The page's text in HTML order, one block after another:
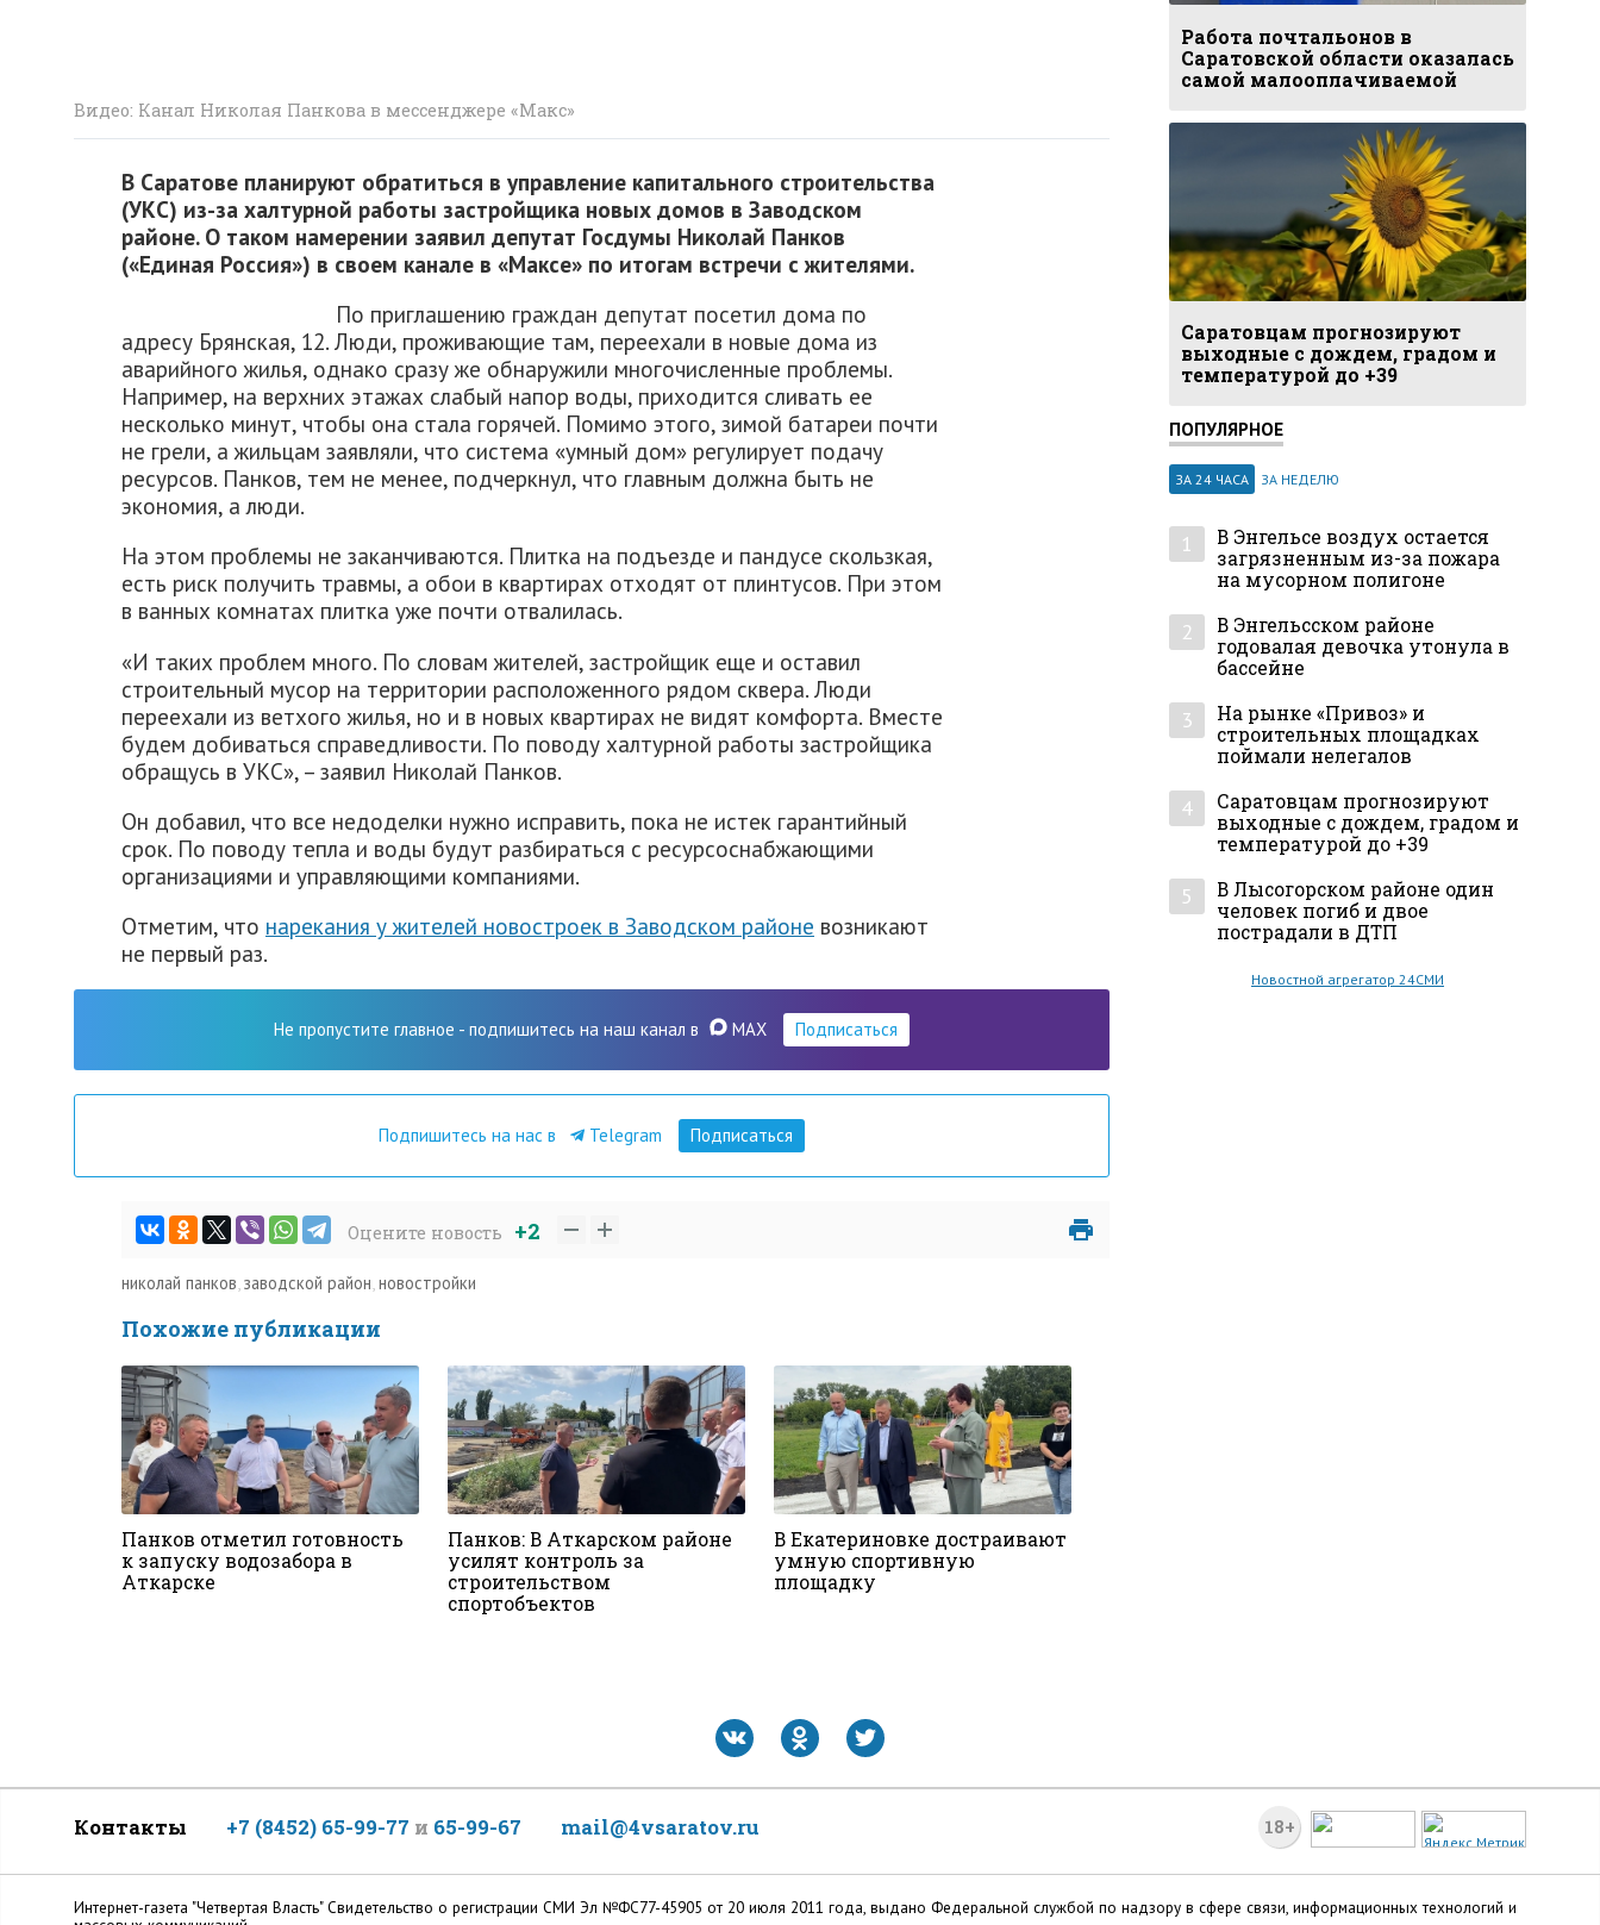
Видео: Канал Николая Панкова в мессенджере «Макс»
В Саратове планируют обратиться в управление капитального строительства
(УКС) из-за халтурной работы застройщика новых домов в Заводском
районе. О таком намерении заявил депутат Госдумы Николай Панков
(«Единая Россия») в своем канале в «Максе» по итогам встречи с жителями.
По приглашению граждан депутат посетил дома по
адресу Брянская, 12. Люди, проживающие там, переехали в новые дома из
аварийного жилья, однако сразу же обнаружили многочисленные проблемы.
Например, на верхних этажах слабый напор воды, приходится сливать ее
несколько минут, чтобы она стала горячей. Помимо этого, зимой батареи почти
не грели, а жильцам заявляли, что система «умный дом» регулирует подачу
ресурсов. Панков, тем не менее, подчеркнул, что главным должна быть не
экономия, а люди.
На этом проблемы не заканчиваются. Плитка на подъезде и пандусе скользкая,
есть риск получить травмы, а обои в квартирах отходят от плинтусов. При этом
в ванных комнатах плитка уже почти отвалилась.
«И таких проблем много. По словам жителей, застройщик еще и оставил
строительный мусор на территории расположенного рядом сквера. Люди
переехали из ветхого жилья, но и в новых квартирах не видят комфорта. Вместе
будем добиваться справедливости. По поводу халтурной работы застройщика
обращусь в УКС», – заявил Николай Панков.
Он добавил, что все недоделки нужно исправить, пока не истек гарантийный
срок. По поводу тепла и воды будут разбираться с ресурсоснабжающими
организациями и управляющими компаниями.
Отметим, что нарекания у жителей новостроек в Заводском районе возникают
не первый раз.
Не пропустите главное - подпишитесь на наш канал в MAX Подписаться
Подпишитесь на нас в Telegram Подписаться
Оцените новость +2
николай панков,заводской район,новостройки
Похожие публикации
Панков отметил готовность
к запуску водозабора в
Аткарске
Панков: В Аткарском районе
усилят контроль за
строительством
спортобъектов
В Екатериновке достраивают
умную спортивную
площадку
Работа почтальонов в
Саратовской области оказалась
самой малооплачиваемой
Саратовцам прогнозируют
выходные с дождем, градом и
температурой до +39
ПОПУЛЯРНОЕ
ЗА 24 ЧАСА ЗА НЕДЕЛЮ
1
В Энгельсе воздух остается
загрязненным из-за пожара
на мусорном полигоне
2
В Энгельсском районе
годовалая девочка утонула в
бассейне
3
На рынке «Привоз» и
строительных площадках
поймали нелегалов
4
Саратовцам прогнозируют
выходные с дождем, градом и
температурой до +39
5
В Лысогорском районе один
человек погиб и двое
пострадали в ДТП
Новостной агрегатор 24СМИ
18+
Контакты +7 (8452) 65-99-77 и 65-99-67 mail@4vsaratov.ru
Интернет-газета "Четвертая Власть" Cвидетельство о регистрации СМИ Эл №ФС77-45905 от 20 июля 2011 года, выдано Федеральной службой по надзору в сфере связи, информационных технологий и